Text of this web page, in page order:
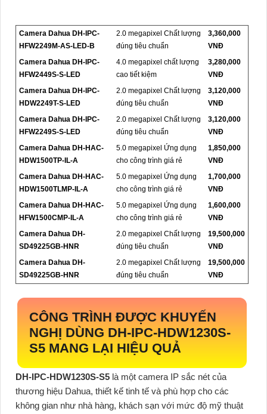
Camera Dahua DH-IPC-
HFW2249M-AS-LED-B
2.0 megapixel Chất lượng
đúng tiêu chuẩn
3,360,000
VNĐ
Camera Dahua DH-IPC-
HFW2449S-S-LED
4.0 megapixel chất lượng
cao tiết kiệm
3,280,000
VNĐ
Camera Dahua DH-IPC-
HDW2249T-S-LED
2.0 megapixel Chất lượng
đúng tiêu chuẩn
3,120,000
VNĐ
Camera Dahua DH-IPC-
HFW2249S-S-LED
2.0 megapixel Chất lượng
đúng tiêu chuẩn
3,120,000
VNĐ
Camera Dahua DH-HAC-
HDW1500TP-IL-A
5.0 megapixel Ứng dụng
cho công trình giá rẻ
1,850,000
VNĐ
Camera Dahua DH-HAC-
HDW1500TLMP-IL-A
5.0 megapixel Ứng dụng
cho công trình giá rẻ
1,700,000
VNĐ
Camera Dahua DH-HAC-
HFW1500CMP-IL-A
5.0 megapixel Ứng dụng
cho công trình giá rẻ
1,600,000
VNĐ
Camera Dahua DH-
SD49225GB-HNR
2.0 megapixel Chất lượng
đúng tiêu chuẩn
19,500,000
VNĐ
Camera Dahua DH-
SD49225GB-HNR
2.0 megapixel Chất lượng
đúng tiêu chuẩn
19,500,000
VNĐ
CÔNG TRÌNH ĐƯỢC KHUYẾN
NGHỊ DÙNG DH-IPC-HDW1230S-
S5 MANG LẠI HIỆU QUẢ
DH-IPC-HDW1230S-S5 là một camera IP sắc nét của
thương hiệu Dahua, thiết kế tinh tế và phù hợp cho các
không gian như nhà hàng, khách sạn với mức độ mỹ thuật